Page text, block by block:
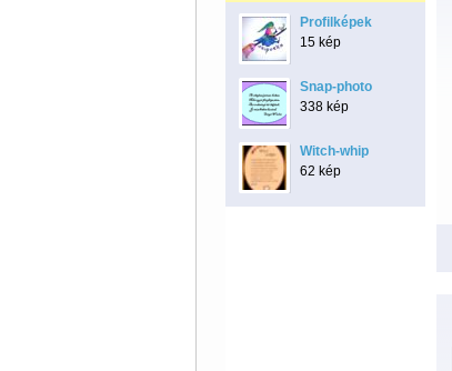
Profilképek
15 kép
Snap-photo
338 kép
Witch-whip
62 kép